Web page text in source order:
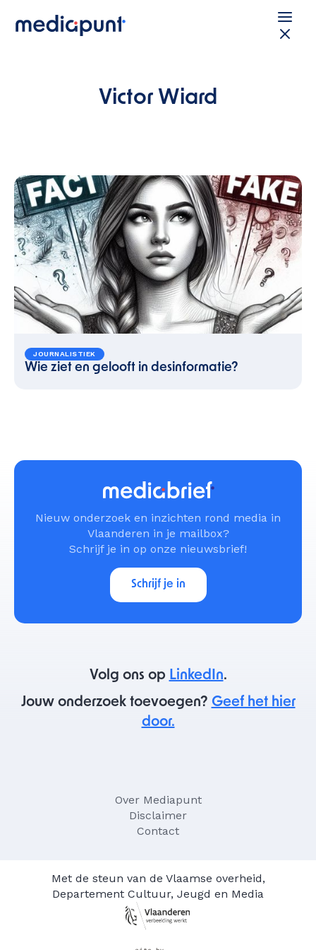
Victor Wiard
JOURNALISTIEK
Wie ziet en gelooft in desinformatie?
Nieuw onderzoek en inzichten rond media in
Vlaanderen in je mailbox?
Schrijf je in op onze nieuwsbrief!
Schrijf je in
Volg ons op LinkedIn.
Jouw onderzoek toevoegen? Geef het hier
door.
Over Mediapunt
Disclaimer
Contact
Met de steun van de Vlaamse overheid,
Departement Cultuur, Jeugd en Media